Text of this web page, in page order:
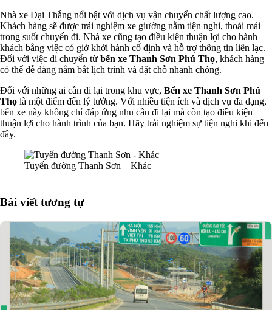
Nhà xe Đại Thắng nổi bật với dịch vụ vận chuyển chất lượng cao.
Khách hàng sẽ được trải nghiệm xe giường nằm tiện nghi, thoải mái
trong suốt chuyến đi. Nhà xe cũng tạo điều kiện thuận lợi cho hành
khách bằng việc có giờ khởi hành cố định và hỗ trợ thông tin liên lạc.
Đối với việc di chuyển từ bến xe Thanh Sơn Phú Thọ, khách hàng
có thể dễ dàng nắm bắt lịch trình và đặt chỗ nhanh chóng.
Đối với những ai cần đi lại trong khu vực, Bến xe Thanh Sơn Phú
Thọ là một điểm đến lý tưởng. Với nhiều tiện ích và dịch vụ đa dạng,
bến xe này không chỉ đáp ứng nhu cầu đi lại mà còn tạo điều kiện
thuận lợi cho hành trình của bạn. Hãy trải nghiệm sự tiện nghi khi đến
đây.
Tuyến đường Thanh Sơn – Khác
Bài viết tương tự